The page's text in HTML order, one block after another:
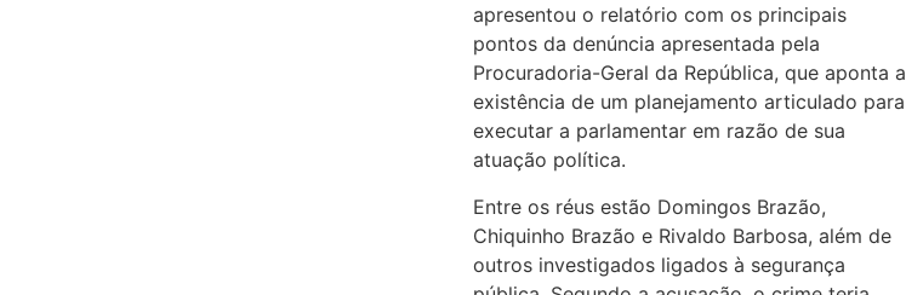
apresentou o relatório com os principais
pontos da denúncia apresentada pela
Procuradoria-Geral da República, que aponta a
existência de um planejamento articulado para
executar a parlamentar em razão de sua
atuação política.
Entre os réus estão Domingos Brazão,
Chiquinho Brazão e Rivaldo Barbosa, além de
outros investigados ligados à segurança